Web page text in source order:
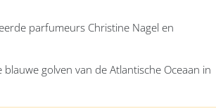
parfumeurs Christine Nagel en
golven van de Atlantische Oceaan in